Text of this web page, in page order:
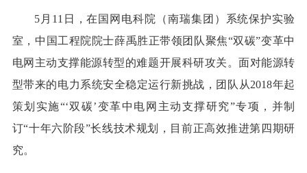
5月11日，在国网电科院（南瑞集团）系统保护实验
室，中国工程院院士薛禹胜正带领团队聚焦“双碳”变革中
电网主动支撑能源转型的难题开展科研攻关。面对能源转
型带来的电力系统安全稳定运行新挑战，团队从2018年起
策划实施“‘双碳’变革中电网主动支撑研究”专项，并制
订“十年六阶段”长线技术规划，目前正高效推进第四期研
究。